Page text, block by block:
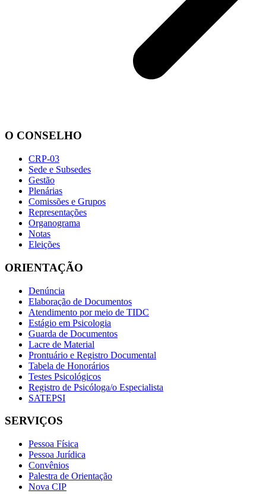
O CONSELHO
CRP-03
Sede e Subsedes
Gestão
Plenárias
Comissões e Grupos
Representações
Organograma
Notas
Eleições
ORIENTAÇÃO
Denúncia
Elaboração de Documentos
Atendimento por meio de TIDC
Estágio em Psicologia
Guarda de Documentos
Lacre de Material
Prontuário e Registro Documental
Tabela de Honorários
Testes Psicológicos
Registro de Psicóloga/o Especialista
SATEPSI
SERVIÇOS
Pessoa Física
Pessoa Jurídica
Convênios
Palestra de Orientação
Nova CIP